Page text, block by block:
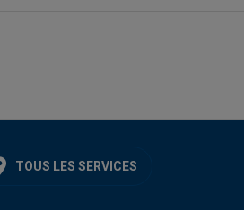
TOUS LES SERVICES